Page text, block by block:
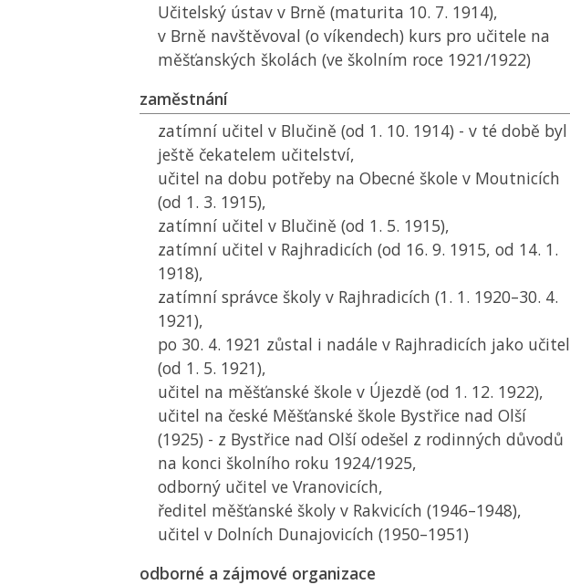
Učitelský ústav v Brně (maturita 10. 7. 1914),
v Brně navštěvoval (o víkendech) kurs pro učitele na
měšťanských školách (ve školním roce 1921/1922)
zaměstnání
zatímní učitel v Blučině (od 1. 10. 1914) - v té době byl
ještě čekatelem učitelství,
učitel na dobu potřeby na Obecné škole v Moutnicích
(od 1. 3. 1915),
zatímní učitel v Blučině (od 1. 5. 1915),
zatímní učitel v Rajhradicích (od 16. 9. 1915, od 14. 1.
1918),
zatímní správce školy v Rajhradicích (1. 1. 1920–30. 4.
1921),
po 30. 4. 1921 zůstal i nadále v Rajhradicích jako učitel
(od 1. 5. 1921),
učitel na měšťanské škole v Újezdě (od 1. 12. 1922),
učitel na české Měšťanské škole Bystřice nad Olší
(1925) - z Bystřice nad Olší odešel z rodinných důvodů
na konci školního roku 1924/1925,
odborný učitel ve Vranovicích,
ředitel měšťanské školy v Rakvicích (1946–1948),
učitel v Dolních Dunajovicích (1950–1951)
odborné a zájmové organizace